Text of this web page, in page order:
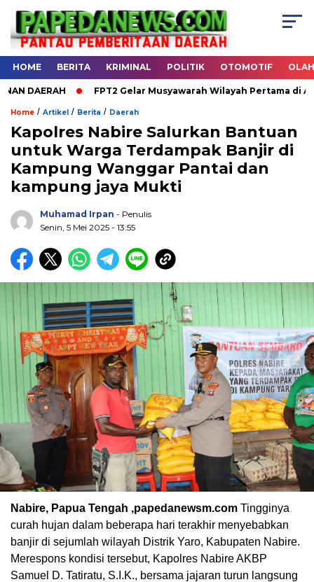
HOME BERITA KRIMINAL POLITIK OTOMOTIF
FPT2 Gelar Musyawarah Wilayah Pertama di Aula RRI
Home / Artikel / Berita / Daerah
Kapolres Nabire Salurkan Bantuan
untuk Warga Terdampak Banjir di
Kampung Wanggar Pantai dan
kampung jaya Mukti
Muhamad Irpan - Penulis
Senin, 5 Mei 2025 - 13:55
Nabire, Papua Tengah ,papedanewsm.com Tingginya
curah hujan dalam beberapa hari terakhir menyebabkan
banjir di sejumlah wilayah Distrik Yaro, Kabupaten Nabire.
Merespons kondisi tersebut, Kapolres Nabire AKBP
Samuel D. Tatiratu, S.I.K., bersama jajaran turun langsung
.